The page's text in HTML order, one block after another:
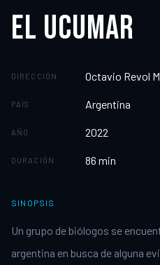
EL UCUMAR
DIRECCIÓN Octavio Revol
PAÍS Argentina
AÑO 2022
DURACIÓN 86 min
SINOPSIS
Un grupo de biólogos se
argentina en busca de alguna